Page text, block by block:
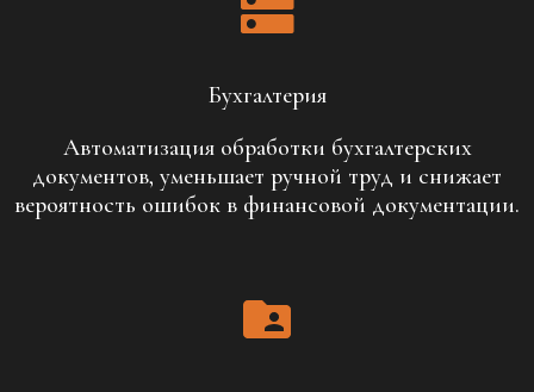
Бухгалтерия
Автоматизация обработки бухгалтерских
документов, уменьшает ручной труд и снижает
вероятность ошибок в финансовой документации.